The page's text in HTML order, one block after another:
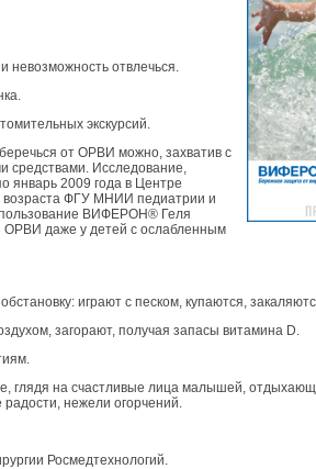
невозможность отвлечься.
экскурсий.
от ОРВИ можно, захватив с
средствами. Исследование,
январь 2009 года в Центре
возраста ФГУ МНИИ педиатрии и
ВИФЕРОН® Геля
ОРВИ даже у детей с ослабленным
играют с песком, купаются,
загорают, получая запасы витамина D.
глядя на счастливые лица малышей,
нежели огорчений.
Росмедтехнологий.